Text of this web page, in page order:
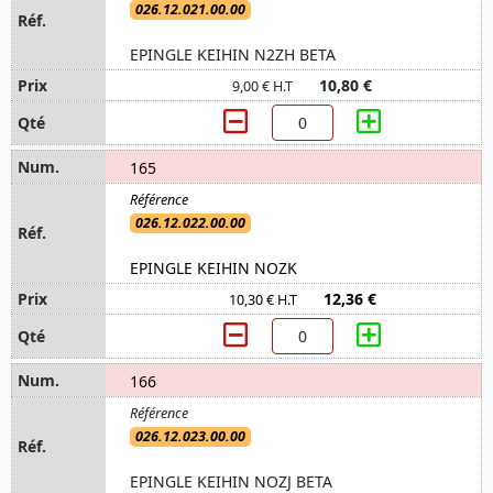
026.12.021.00.00
EPINGLE KEIHIN N2ZH BETA
9,00 € H.T 10,80 €
165
026.12.022.00.00
EPINGLE KEIHIN NOZK
10,30 € H.T 12,36 €
166
026.12.023.00.00
EPINGLE KEIHIN NOZJ BETA